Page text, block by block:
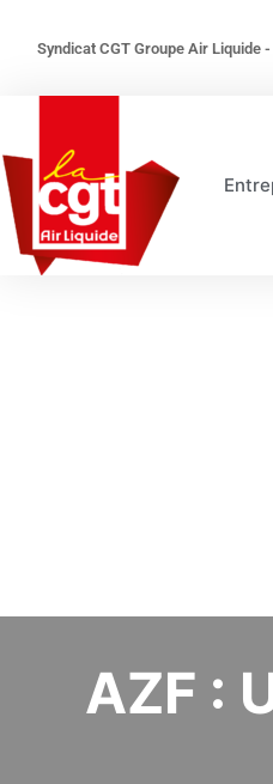
Syndicat CGT Groupe Air Liquide
AZF :